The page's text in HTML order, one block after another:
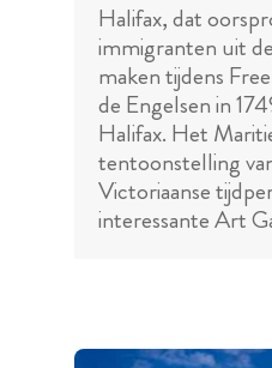
Halifax, dat
immigranten uit
maken tijdens
de Engelsen in
Halifax. Het
tentoonstelling
Victoriaanse
interessante Art